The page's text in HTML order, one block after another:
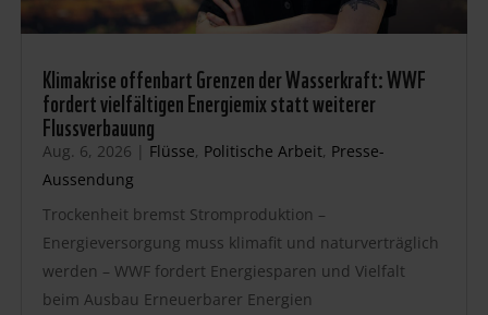
Klimakrise offenbart Grenzen der Wasserkraft: WWF
fordert vielfältigen Energiemix statt weiterer
Flussverbauung
Aug. 6, 2026 | Flüsse, Politische Arbeit, Presse-
Aussendung
Trockenheit bremst Stromproduktion –
Energieversorgung muss klimafit und naturverträglich
werden – WWF fordert Energiesparen und Vielfalt
beim Ausbau Erneuerbarer Energien